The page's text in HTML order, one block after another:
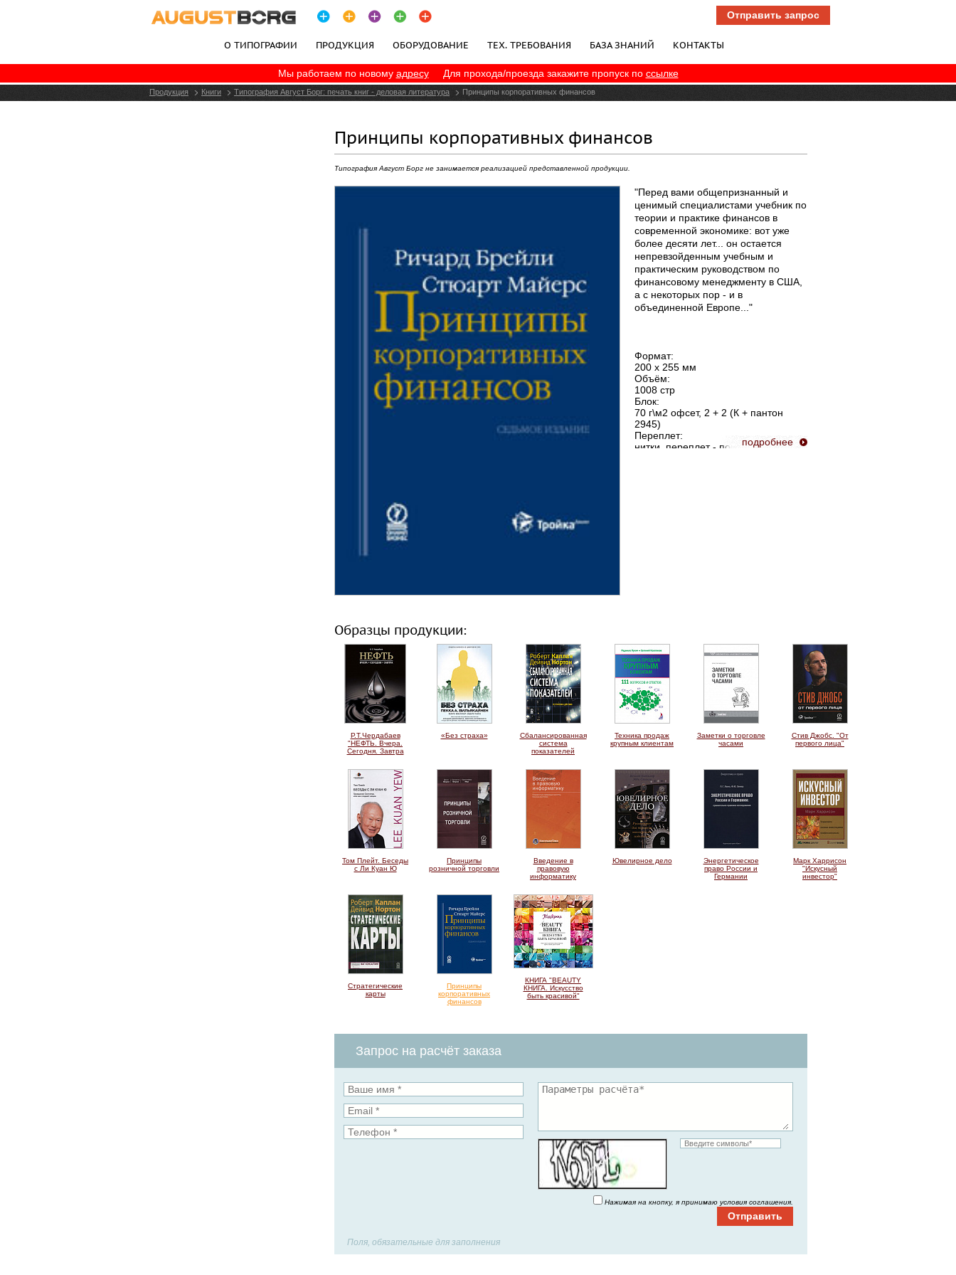
Отправить запрос
О ТИПОГРАФИИ ПРОДУКЦИЯ ОБОРУДОВАНИЕ ТЕХ. ТРЕБОВАНИЯ БАЗА ЗНАНИЙ КОНТАКТЫ
+7 (495) 787-06-77 ПОЛИТИКА КОНФИДЕНЦИАЛЬНОСТИ
Мы работаем по новому адресу Для прохода/проезда закажите пропуск по ссылке
Продукция Книги Типография Август Борг: печать книг - деловая литература Принципы корпоративных финансов
Принципы корпоративных финансов
Типография Август Борг не занимается реализацией представленной продукции.
"Перед вами общепризнанный и
ценимый специалистами учебник по
теории и практике финансов в
современной экономике: вот уже
более десяти лет... он остается
непревзойденным учебным и
практическим руководством по
финансовому менеджменту в США,
а с некоторых пор - и в
объединенной Европе..."
Формат:
200 х 255 мм
Объём:
1008 стр
Блок:
70 г\м2 офсет, 2 + 2 (К + пантон
2945)
Переплет:
нитки, переплет - покровный 130
подробнее
Образцы продукции:
Р.Т.Чердабаев
"НЕФТЬ. Вчера.
Сегодня. Завтра
«Без страха»
Сбалансированная
система
показателей
Техника продаж
крупным клиентам
Заметки о торговле
часами
Стив Джобс. "От
первого лица"
Том Плейт. Беседы
с Ли Куан Ю
Принципы
розничной торговли
Введение в
правовую
информатику
Ювелирное дело
Энергетическое
право России и
Германии
Марк Харрисон
"Искусный
инвестор"
Стратегические
карты
Принципы
корпоративных
финансов
КНИГА "BEAUTY
КНИГА. Искусство
быть красивой"
Запрос на расчёт заказа
Нажимая на кнопку, я принимаю условия соглашения.
Поля, обязательные для заполнения